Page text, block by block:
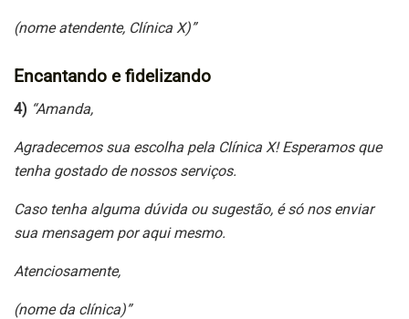
(nome atendente, Clínica X)”
Encantando e fidelizando
4) “Amanda,
Agradecemos sua escolha pela Clínica X! Esperamos que
tenha gostado de nossos serviços.
Caso tenha alguma dúvida ou sugestão, é só nos enviar
sua mensagem por aqui mesmo.
Atenciosamente,
(nome da clínica)”